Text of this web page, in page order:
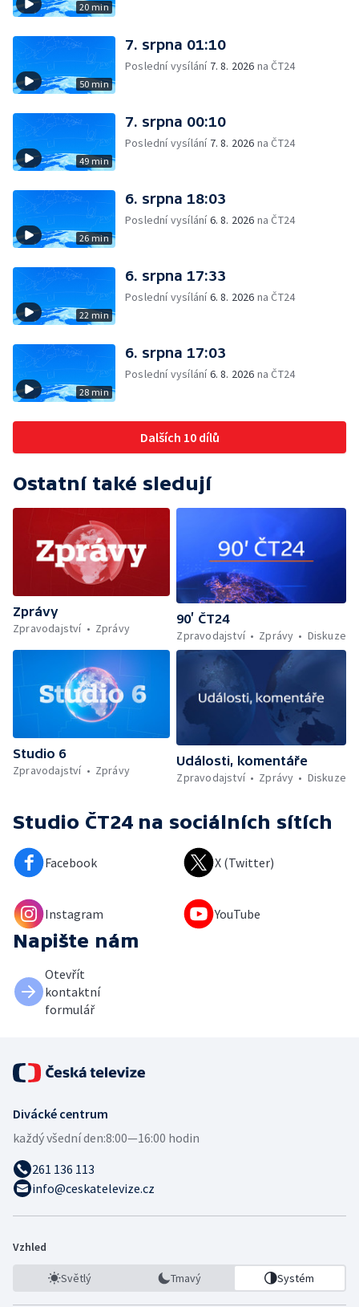
20 min
50 min
7. srpna 01:10
Poslední vysílání 7. 8. 2026 na ČT24
49 min
7. srpna 00:10
Poslední vysílání 7. 8. 2026 na ČT24
26 min
6. srpna 18:03
Poslední vysílání6. 8. 2026 na ČT24
22 min
6. srpna 17:33
Poslední vysílání6. 8. 2026 na ČT24
28 min
6. srpna 17:03
Poslední vysílání6. 8. 2026 na ČT24
Dalších 10 dílů
Ostatní také sledují
Zprávy
Zpravodajství
Zprávy
90’ ČT24
Zpravodajství
Zprávy Diskuze
Studio 6
Zpravodajství
Zprávy
Události, komentáře
Zpravodajství
Zprávy Diskuze
Studio ČT24 na sociálních sítích
Facebook X (Twitter)
Instagram YouTube
Napište nám
Otevřít
kontaktní
formulář
Divácké centrum
každý všední den:8:00—16:00 hodin
261 136 113
info@ceskatelevize.cz
Vzhled
Světlý Tmavý Systém